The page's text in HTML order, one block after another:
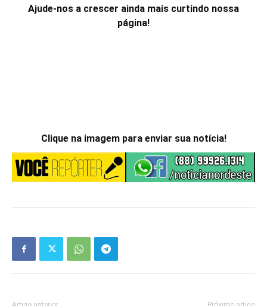
Ajude-nos a crescer ainda mais curtindo nossa
página!
Clique na imagem para enviar sua notícia!